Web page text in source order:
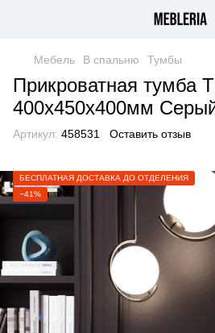
Мебель В спальню Тумбы
Прикроватная тумба
400х450х400мм
Артикул: 458531 Оставить отзыв
БЕСПЛАТНАЯ ДОСТАВКА ДО ОТДЕЛЕНИЯ
−41%